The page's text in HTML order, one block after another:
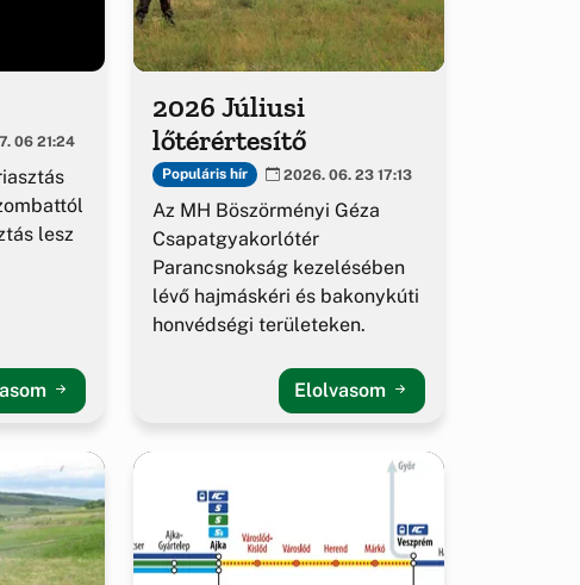
06 21:24
lesz
2026 Júliusi
lőtérértesítő
Populáris hír 2026. 06. 23 17:13
Az MH Böszörményi Géza
Csapatgyakorlótér
Parancsnokság kezelésében
lévő hajmáskéri és bakonykúti
honvédségi területeken.
Elolvasom